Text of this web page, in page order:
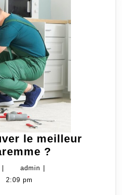
le meilleur
?
décembre
20,
admin admin
2:09 pm